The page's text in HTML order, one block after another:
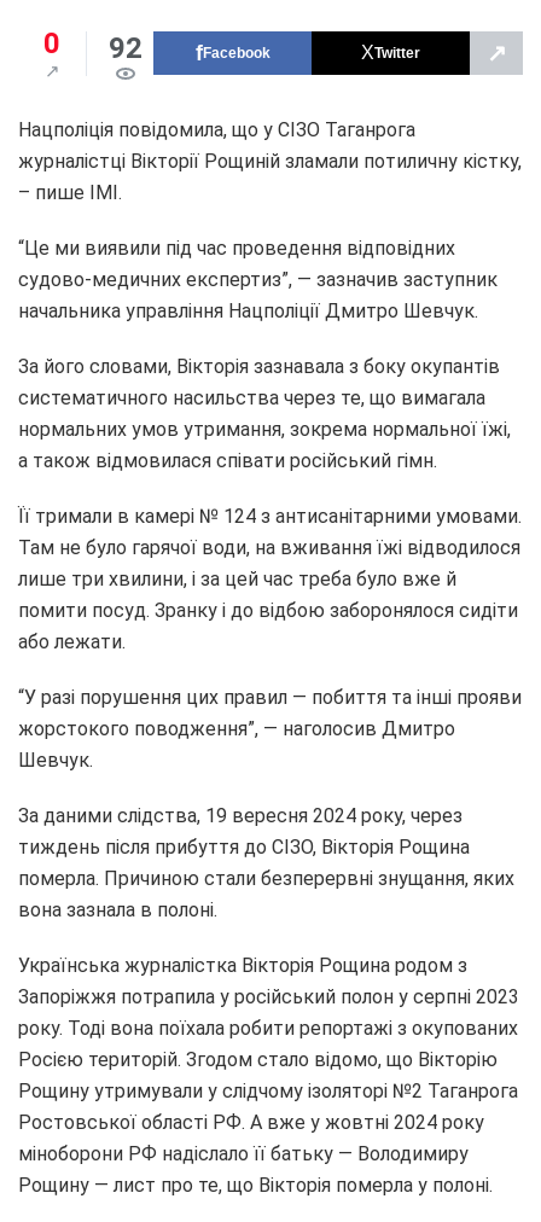
0 92 Facebook Twitter ↗
Нацполіція повідомила, що у СІЗО Таганрога
журналістці Вікторії Рощиній зламали потиличну кістку,
– пише ІМІ.
“Це ми виявили під час проведення відповідних
судово-медичних експертиз”, — зазначив заступник
начальника управління Нацполіції Дмитро Шевчук.
За його словами, Вікторія зазнавала з боку окупантів
систематичного насильства через те, що вимагала
нормальних умов утримання, зокрема нормальної їжі,
а також відмовилася співати російський гімн.
Її тримали в камері № 124 з антисанітарними умовами.
Там не було гарячої води, на вживання їжі відводилося
лише три хвилини, і за цей час треба було вже й
помити посуд. Зранку і до відбою заборонялося сидіти
або лежати.
“У разі порушення цих правил — побиття та інші прояви
жорстокого поводження”, — наголосив Дмитро
Шевчук.
За даними слідства, 19 вересня 2024 року, через
тиждень після прибуття до СІЗО, Вікторія Рощина
померла. Причиною стали безперервні знущання, яких
вона зазнала в полоні.
Українська журналістка Вікторія Рощина родом з
Запоріжжя потрапила у російський полон у серпні 2023
року. Тоді вона поїхала робити репортажі з окупованих
Росією територій. Згодом стало відомо, що Вікторію
Рощину утримували у слідчому ізоляторі №2 Таганрога
Ростовської області РФ. А вже у жовтні 2024 року
міноборони РФ надіслало її батьку — Володимиру
Рощину — лист про те, що Вікторія померла у полоні.